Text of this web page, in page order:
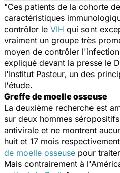
"Ces patients de la cohorte
caractéristiques
contrôler le VIH qui sont
vraiment un groupe très
moyen de contrôler
expliqué devant la presse le
l'Institut Pasteur, un des
l'étude.
Greffe de moelle osseuse
La deuxième recherche est
sur deux hommes
antivirale et ne montrent
huit et 17 mois
de moelle osseuse pour
Mais contrairement à